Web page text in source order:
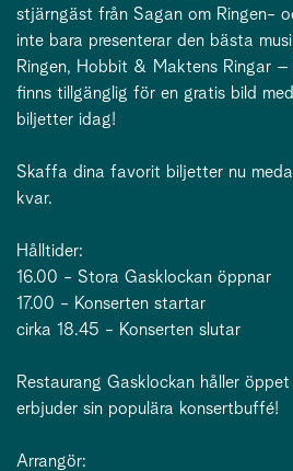
stjärngäst från Sagan om Ringen-
inte bara presenterar den bästa
Ringen, Hobbit & Maktens Ringar
finns tillgänglig för en gratis bild
biljetter idag!
Skaffa dina favorit biljetter nu
kvar.
Hålltider:
16.00 - Stora Gasklockan öppnar
17.00 - Konserten startar
cirka 18.45 - Konserten slutar
Restaurang Gasklockan håller
erbjuder sin populära konsertbuffé!
Arrangör: